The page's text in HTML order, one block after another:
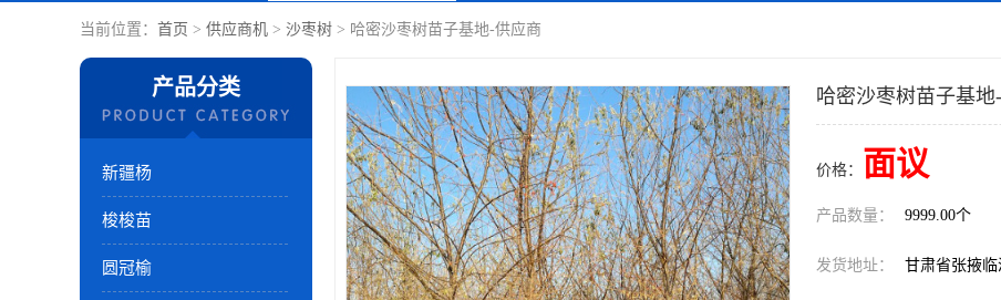
当前位置： 首页 > 供应商机 > 沙枣树 > 哈密沙枣树苗子基地-供应商
产品分类
新疆杨
梭梭苗
圆冠榆
哈密沙枣树苗子基地
价格： 面议
产品数量： 9999.00个
发货地址： 甘肃省张掖